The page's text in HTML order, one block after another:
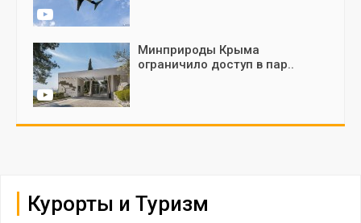
Минприроды Крыма
ограничило доступ в пар..
Курорты и Туризм